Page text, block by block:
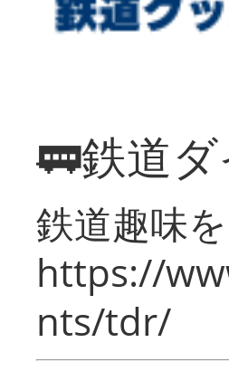
🚃鉄道
鉄道趣味
https://
nts/tdr/